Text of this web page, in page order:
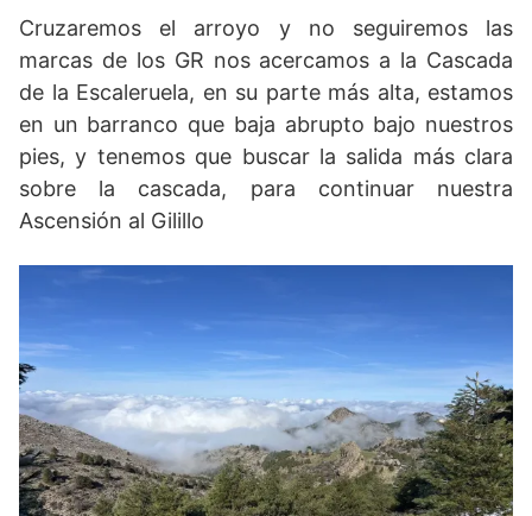
Cruzaremos el arroyo y no seguiremos las
marcas de los GR nos acercamos a la Cascada
de la Escaleruela, en su parte más alta, estamos
en un barranco que baja abrupto bajo nuestros
pies, y tenemos que buscar la salida más clara
sobre la cascada, para continuar nuestra
Ascensión al Gilillo